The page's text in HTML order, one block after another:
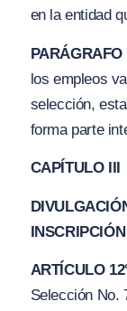
en la entidad
PARÁGRAFO
los empleos
selección,
forma parte
CAPÍTULO III
INSCRIPCIÓN
ARTÍCULO
Selección No.